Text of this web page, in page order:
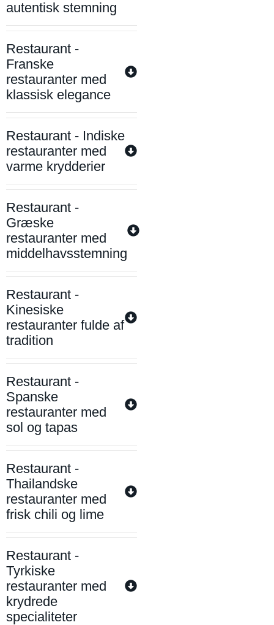
autentisk stemning
Restaurant -
Franske
restauranter med
klassisk elegance
Restaurant - Indiske
restauranter med
varme krydderier
Restaurant -
Græske
restauranter med
middelhavsstemning
Restaurant -
Kinesiske
restauranter fulde af
tradition
Restaurant -
Spanske
restauranter med
sol og tapas
Restaurant -
Thailandske
restauranter med
frisk chili og lime
Restaurant -
Tyrkiske
restauranter med
krydrede
specialiteter